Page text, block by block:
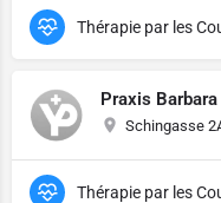
Thérapie par les
Praxis
Schingasse
Thérapie par les